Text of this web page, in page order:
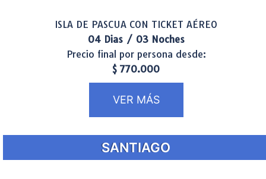
ISLA DE PASCUA CON TICKET AÉREO
04 Dias / 03 Noches
Precio final por persona desde:
$ 770.000
VER MÁS
SANTIAGO